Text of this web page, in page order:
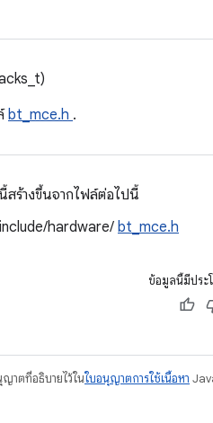
bt_mce.h .
สร้างขึ้นจากไฟล์ต่อไปนี้
hardware/ bt_mce.h
ข้อมูลนี้มีประ
าตที่อธิบายไว้ในใบอนุญาตการใช้เนื้อหา